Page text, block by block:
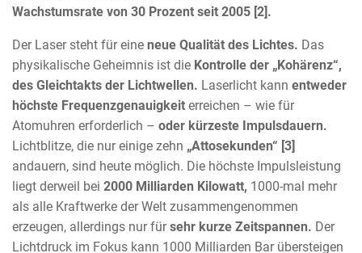
Wachstumsrate von 30 Prozent seit 2005 [2].
Der Laser steht für eine neue Qualität des Lichtes. Das
physikalische Geheimnis ist die Kontrolle der „Kohärenz“,
des Gleichtakts der Lichtwellen. Laserlicht kann entweder
höchste Frequenzgenauigkeit erreichen – wie für
Atomuhren erforderlich – oder kürzeste Impulsdauern.
Lichtblitze, die nur einige zehn „Attosekunden“ [3]
andauern, sind heute möglich. Die höchste Impulsleistung
liegt derweil bei 2000 Milliarden Kilowatt, 1000-mal mehr
als alle Kraftwerke der Welt zusammengenommen
erzeugen, allerdings nur fürsehr kurze Zeitspannen. Der
Lichtdruck im Fokus kann 1000 Milliarden Bar übersteigen